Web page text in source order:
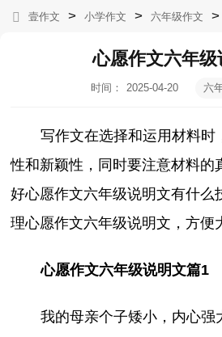
壹作文 > 小学作文 > 六年级作文 >
心愿作文六年级
时间：
2025-04-20
六
写作文在选择和运用材料时
性和新颖性，同时要注意材料的
好心愿作文六年级说明文有什么
理心愿作文六年级说明文，方便
心愿作文六年级说明文篇1
我的母亲个子矮小，内心强